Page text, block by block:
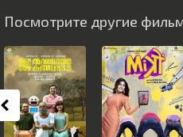
Посмотрите другие